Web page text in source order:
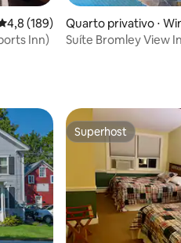
de uma avaliação média de 5,
4,8 (189)
Inn)
Quarto privativo ⋅
Suíte Bromley View
Superhost
Superhost